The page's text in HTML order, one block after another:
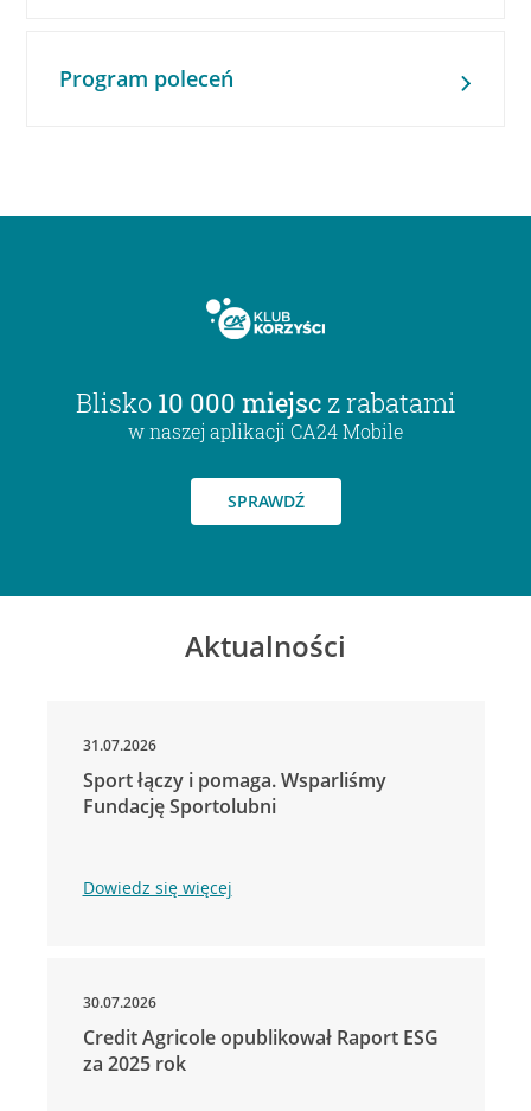
Program poleceń
Blisko 10 000 miejsc z rabatami
w naszej aplikacji CA24 Mobile
SPRAWDŹ
Aktualności
31.07.2026
Sport łączy i pomaga. Wsparliśmy
Fundację Sportolubni
Dowiedz się więcej
30.07.2026
Credit Agricole opublikował Raport ESG
za 2025 rok